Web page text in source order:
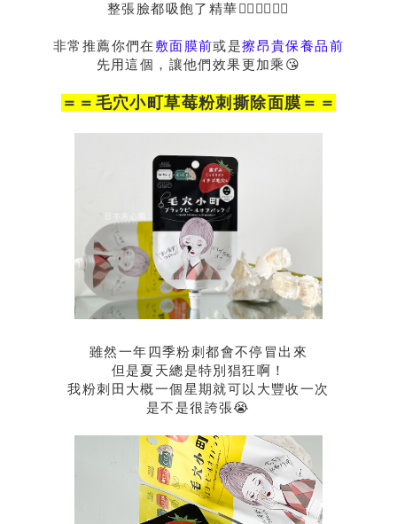
整張臉都吸飽了精華👍🏻👍🏻👍🏻
非常推薦你們在 敷面膜前或是擦昂貴保養品前
先用這個，讓他們效果更加乘😘
＝＝ 毛穴小町草莓粉刺撕除面膜＝＝
雖然一年四季粉刺都會不停冒出來
但是夏天總是特別猖狂啊！
我粉刺田大概一個星期就可以大豐收一次
是不是很誇張😭